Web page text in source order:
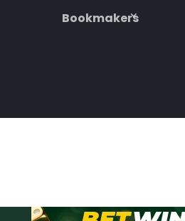
Bookmakers